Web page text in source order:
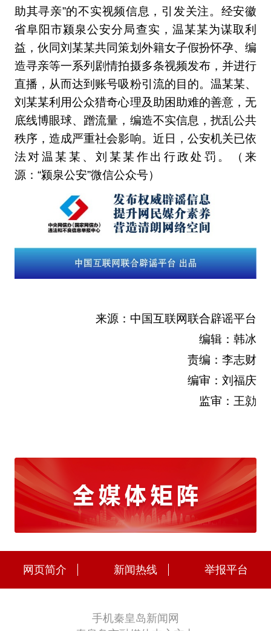
助其寻亲”的不实视频信息，引发关注。经安徽
省阜阳市颍泉公安分局查实，温某某为谋取利
益，伙同刘某某共同策划外籍女子假扮怀孕、编
造寻亲等一系列剧情拍摄多条视频发布，并进行
直播，从而达到账号吸粉引流的目的。温某某、
刘某某利用公众猎奇心理及助困助难的善意，无
底线博眼球、蹭流量，编造不实信息，扰乱公共
秩序，造成严重社会影响。近日，公安机关已依
法对温某某、刘某某作出行政处罚。（来
源：“颍泉公安”微信公众号）
来源：中国互联网联合辟谣平台
编辑：韩冰
责编：李志财
编审：刘福庆
监审：王勍
网页简介 新闻热线 举报平台
手机秦皇岛新闻网